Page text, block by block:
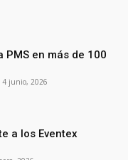
PMS en más de 100
4 junio, 2026
a los Eventex